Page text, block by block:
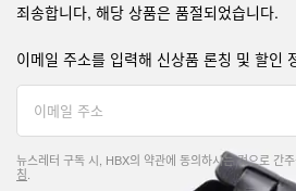
죄송합니다, 해당 상품은 품절되었습니다.
이메일 주소를 입력해 신상품 론칭 및 할인
뉴스레터 구독 시, HBX의 약관에 동의하시는 것으로 간주
침